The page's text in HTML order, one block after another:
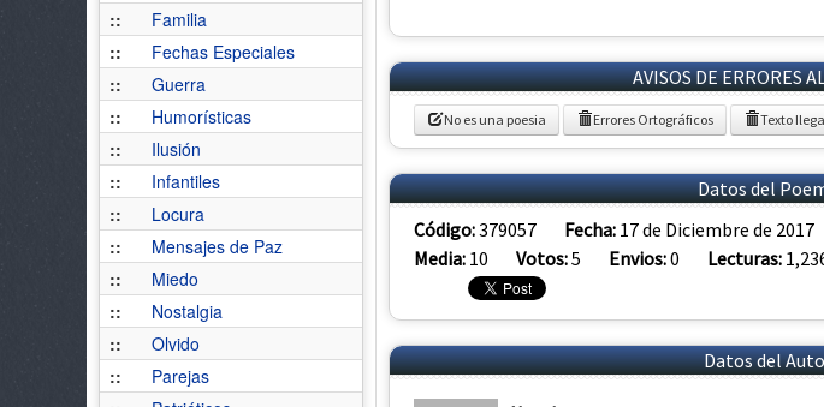
::
Familia
::
Fechas Especiales
::
Guerra
::
Humorísticas
::
Ilusión
::
Infantiles
::
Locura
::
Mensajes de Paz
::
Miedo
::
Nostalgia
::
Olvido
::
Parejas
AVISOS DE ERRORES
No es una poesia Errores Ortográficos Texto
Datos del
Código:379057 Fecha: 17 de Diciembre de 2017
Media: 10 Votos:5 Envios:0 Lecturas:
Datos del